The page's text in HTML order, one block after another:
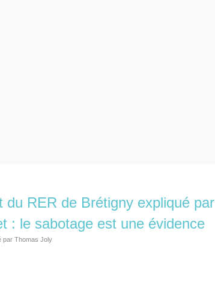
du RER de Brétigny expliqué par
: le sabotage est une évidence
par Thomas Joly